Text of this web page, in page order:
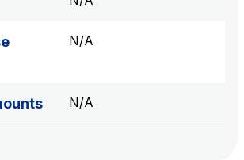
on outdoor sites, green areas and
N/A
N/A